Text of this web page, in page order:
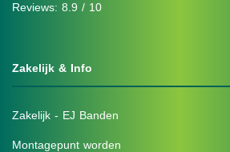
Reviews: 8.9 / 10
Zakelijk & Info
Zakelijk - EJ Banden
Montagepunt worden